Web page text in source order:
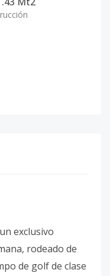
exclusivo
rodeado de
de golf de clase